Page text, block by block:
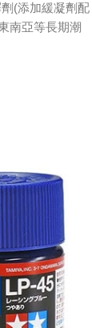
(添加緩凝劑配
南亞等長期潮